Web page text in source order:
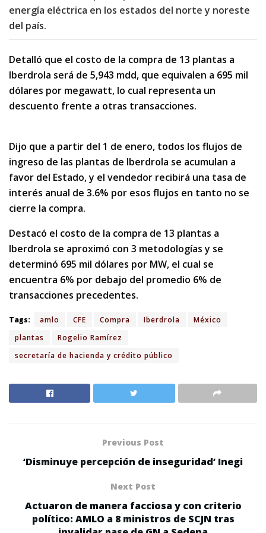
energía eléctrica en los estados del norte y noreste
del país.
Detalló que el costo de la compra de 13 plantas a
Iberdrola será de 5,943 mdd, que equivalen a 695 mil
dólares por megawatt, lo cual representa un
descuento frente a otras transacciones.
Dijo que a partir del 1 de enero, todos los flujos de
ingreso de las plantas de Iberdrola se acumulan a
favor del Estado, y el vendedor recibirá una tasa de
interés anual de 3.6% por esos flujos en tanto no se
cierre la compra.
Destacó el costo de la compra de 13 plantas a
Iberdrola se aproximó con 3 metodologías y se
determinó 695 mil dólares por MW, el cual se
encuentra 6% por debajo del promedio 6% de
transacciones precedentes.
Tags: amlo CFE Compra Iberdrola
México
plantas
Rogelio Ramírez
secretaría de hacienda y crédito público
Previous Post
‘Disminuye percepción de inseguridad’ Inegi
Next Post
Actuaron de manera facciosa y con criterio
político: AMLO a 8 ministros de SCJN tras